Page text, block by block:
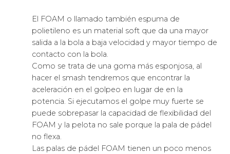
El FOAM o llamado también espuma de
polietileno es un material soft que da una mayor
salida a la bola a baja velocidad y mayor tiempo de
contacto con la bola.
Como se trata de una goma más esponjosa, al
hacer el smash tendremos que encontrar la
aceleración en el golpeo en lugar de en la
potencia. Si ejecutamos el golpe muy fuerte se
puede sobrepasar la capacidad de flexibilidad del
FOAM y la pelota no sale porque la pala de pádel
no flexa.
Las palas de pádel FOAM tienen un poco menos